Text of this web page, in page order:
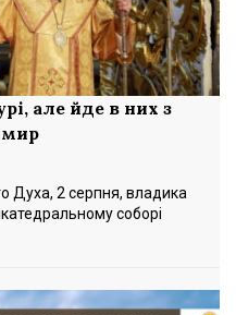
але йде в них з
Духа, 2 серпня, владика
соборі